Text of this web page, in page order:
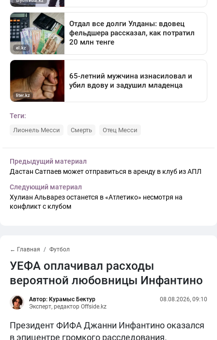
Теги:
Лионель Месси Смерть Отец Месси
Предыдущий материал
Дастан Сатпаев может отправиться в аренду в клуб из АПЛ
Следующий материал
Хулиан Альварез останется в «Атлетико» несмотря на
конфликт с клубом
← Главная Футбол
УЕФА оплачивал расходы
вероятной любовницы Инфантино
Автор: Курамыс Бектур
Эксперт, редактор Offside.kz
08.08.2026, 09:10
Президент ФИФА Джанни Инфантино оказался
в эпицентре громкого расследования.